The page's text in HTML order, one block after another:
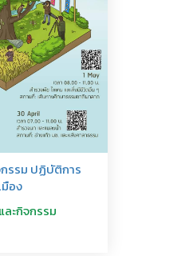
รรม ปฏิบัติการ
อง
ะกิจกรรม